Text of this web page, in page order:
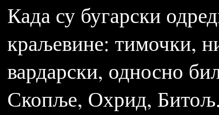
Када су бугарски
краљевине: тимочки,
вардарски, односно
Скопље, Охрид,